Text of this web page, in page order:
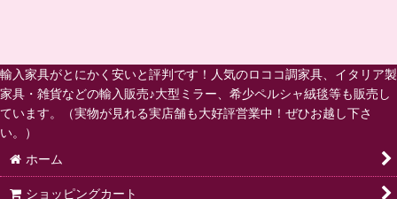
輸入家具がとにかく安いと評判です！人気のロココ調家具、イタリア製
家具・雑貨などの輸入販売♪大型ミラー、希少ペルシャ絨毯等も販売し
ています。（実物が見れる実店舗も大好評営業中！ぜひお越し下さ
い。）
ホーム
ショッピングカート